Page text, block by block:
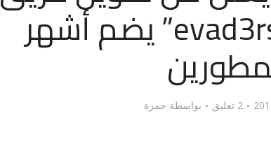
جديد باسم “evad3rs” يضم أشهر
2 تعليق بواسطة حمزة